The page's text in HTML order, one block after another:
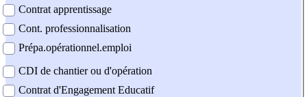
Contrat apprentissage
Cont. professionnalisation
Prépa.opérationnel.emploi
CDI de chantier ou d'opération
Contrat d'Engagement Educatif